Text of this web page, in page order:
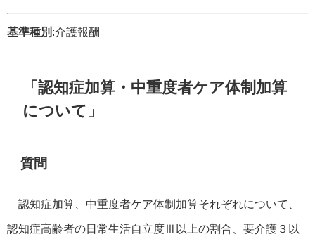
基準種別 :介護報酬
「認知症加算・中重度者ケア体制加算
について」
質問
認知症加算、中重度者ケア体制加算それぞれについて、
認知症高齢者の日常生活自立度Ⅲ以上の割合、要介護３以